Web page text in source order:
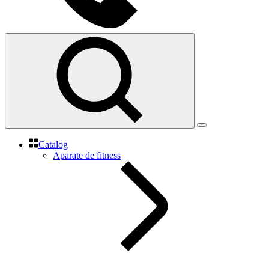
Catalog
Aparate de fitness